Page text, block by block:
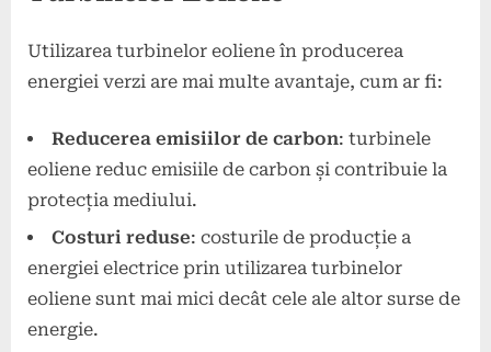
Utilizarea turbinelor eoliene în producerea
energiei verzi are mai multe avantaje, cum ar fi:
Reducerea emisiilor de carbon: turbinele
eoliene reduc emisiile de carbon și contribuie la
protecția mediului.
Costuri reduse: costurile de producție a
energiei electrice prin utilizarea turbinelor
eoliene sunt mai mici decât cele ale altor surse de
energie.